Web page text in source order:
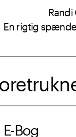
En rigtig
E-Bog